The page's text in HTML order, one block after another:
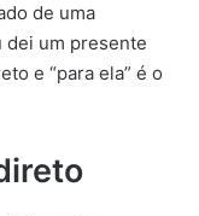
de uma
dei um presente
e “para ela” é o